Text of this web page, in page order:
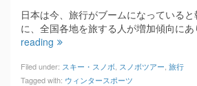
日本は今、旅行がブームになっている
に、全国各地を旅する人が増加傾向にあ
reading
Filed under: スキー・スノボ スノボツアー 旅行
Tagged with: ウィンタースポーツ